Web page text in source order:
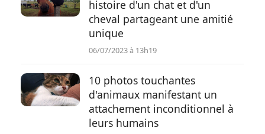
histoire d'un chat et d'un
cheval partageant une amitié
unique
06/07/2023 à 13h19
10 photos touchantes
d'animaux manifestant un
attachement inconditionnel à
leurs humains